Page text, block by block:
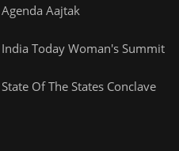
Agenda Aajtak
India Today Woman's Summit
State Of The States Conclave